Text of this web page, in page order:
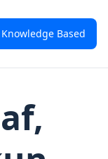
Knowledge Based